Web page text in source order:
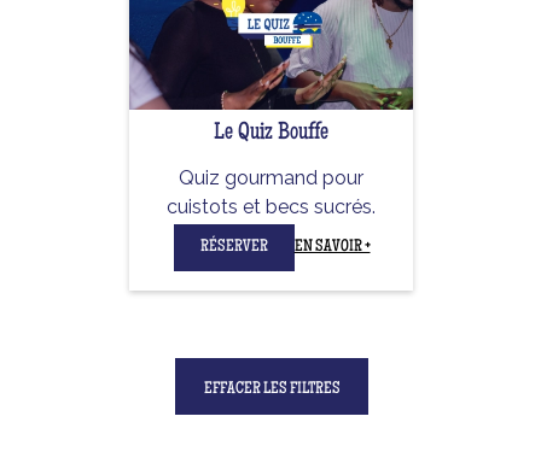
Le Quiz Bouffe
Quiz gourmand pour
cuistots et becs sucrés.
RÉSERVER EN SAVOIR +
EFFACER LES FILTRES